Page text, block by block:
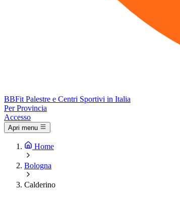
BBFit Palestre e Centri Sportivi in Italia
Per Provincia
Accesso
Apri menu
Home
Bologna
Calderino